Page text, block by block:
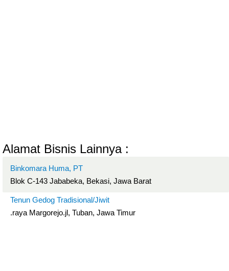
Alamat Bisnis Lainnya :
Binkomara Huma, PT
Blok C-143 Jababeka, Bekasi, Jawa Barat
Tenun Gedog Tradisional/Jiwit
.raya Margorejo.jl, Tuban, Jawa Timur